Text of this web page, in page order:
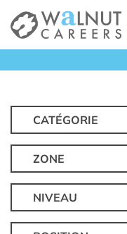
CATÉGORIE
ZONE
NIVEAU